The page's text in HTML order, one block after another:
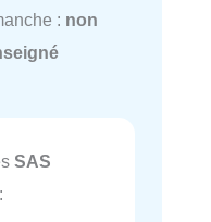
: non
SAS
: